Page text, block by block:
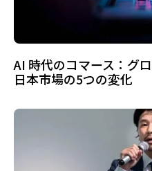
AI 時代のコマース：グ
日本市場の5つの変化